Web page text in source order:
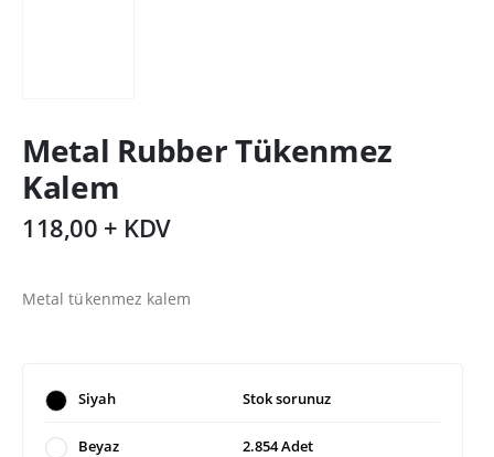
Metal Rubber Tükenmez
Kalem
118,00 + KDV
Metal tükenmez kalem
Siyah Stok sorunuz
Beyaz 2.854 Adet